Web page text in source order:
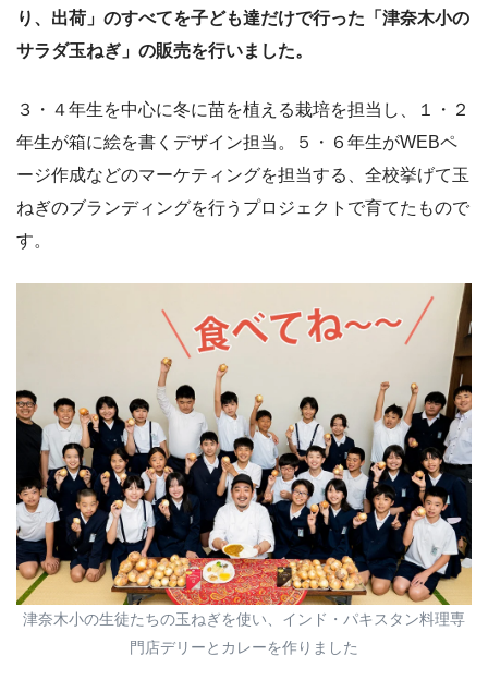
り、出荷」のすべてを子ども達だけで行った「津奈木小の
サラダ玉ねぎ」の販売を行いました。
３・４年生を中心に冬に苗を植える栽培を担当し、１・２
年生が箱に絵を書くデザイン担当。５・６年生がWEBペ
ージ作成などのマーケティングを担当する、全校挙げて玉
ねぎのブランディングを行うプロジェクトで育てたもので
す。
津奈木小の生徒たちの玉ねぎを使い、インド・パキスタン料理専
門店デリーとカレーを作りました